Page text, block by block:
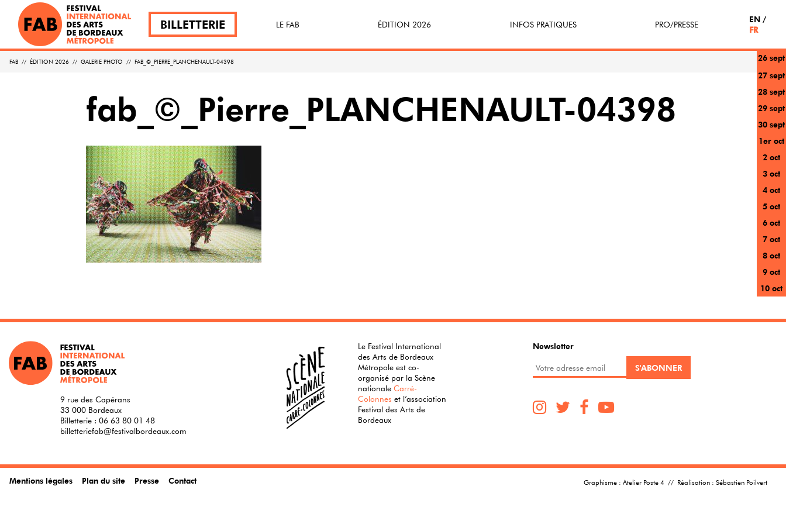
BILLETTERIE LE FAB
FABécoresponsable
ÉDITION 2026 INFOS PRATIQUES
Participe(z)
PRO/PRESSE
EN
FR
FAB // ÉDITION 2026 // GALERIE PHOTO // FAB_©_PIERRE_PLANCHENAULT-04398
26 sept
27 sept
28 sept
29 sept
30 sept
1er oct
2 oct
3 oct
4 oct
5 oct
6 oct
7 oct
8 oct
9 oct
10 oct
fab_©_Pierre_PLANCHENAULT-04398
9 rue des Capérans
33 000 Bordeaux
Billetterie : 06 63 80 01 48
billetteriefab@festivalbordeaux.com
Le Festival International
des Arts de Bordeaux
Métropole est co-
organisé par la Scène
nationaleCarré-
Colonnes et l’association
Festival des Arts de
Bordeaux
Newsletter
Mentions légales Plan du site Presse Contact Graphisme : Atelier Poste 4 // Réalisation : Sébastien Poilvert